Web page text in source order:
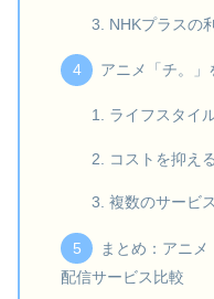
NHKプラスの
アニメ「チ。
ライフスタイ
コストを抑え
複数のサービ
まとめ：アニ
配信サービス比較